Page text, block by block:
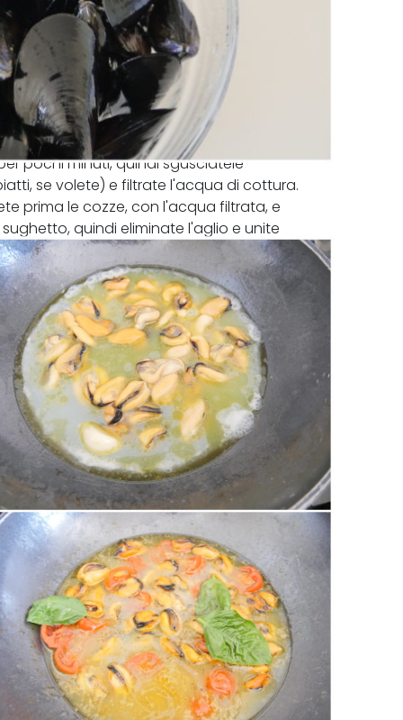
pochi minuti, quindi sgusciatele
se volete) e filtrate l'acqua di cottura.
prima le cozze, con l'acqua filtrata, e
quindi eliminate l'aglio e unite